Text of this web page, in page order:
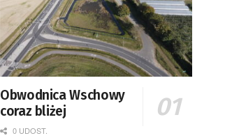
Obwodnica Wschowy
coraz bliżej
0 UDOST.